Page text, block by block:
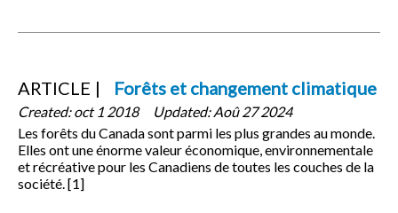
ARTICLE Forêts et changement climatique
Created:oct 1 2018 Updated:Aoû 27 2024
Les forêts du Canada sont parmi les plus grandes au monde.
Elles ont une énorme valeur économique, environnementale
et récréative pour les Canadiens de toutes les couches de la
société. [1]